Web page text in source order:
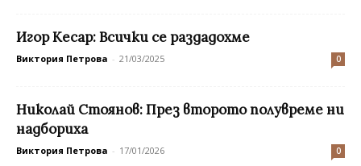
Игор Кесар: Всички се раздадохме
Виктория Петрова - 21/03/2025 0
Николай Стоянов: През второто полувреме ни
надбориха
Виктория Петрова - 17/01/2026 0